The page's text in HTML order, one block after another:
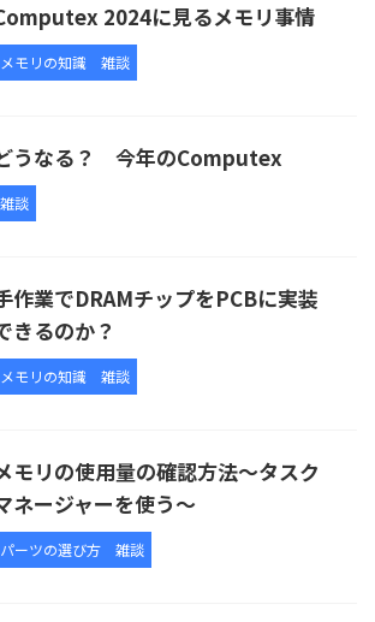
2024に見るメモリ事情
メモリの知識 雑談
うなる？ 今年のComputex
雑談
作業でDRAMチップをPCBに実装
きるのか？
メモリの知識 雑談
モリの使用量の確認方法～タスク
ネージャーを使う～
パーツの選び方 雑談